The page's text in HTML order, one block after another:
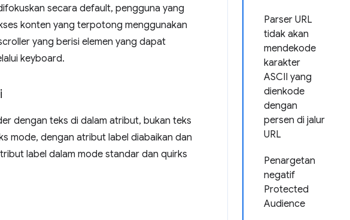
Parser URL
tidak akan
mendekode
karakter
ASCII yang
dienkode
dengan
persen di jalur
URL
Penargetan
negatif
Protected
Audience
secara default, pengguna yang
konten yang terpotong menggunakan
yang berisi elemen yang dapat
keyboard.
dengan teks di dalam atribut, bukan teks
mode, dengan atribut label diabaikan dan
label dalam mode standar dan quirks